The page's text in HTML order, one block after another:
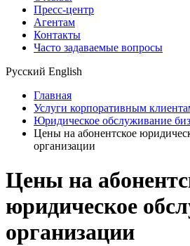
Пресс-центр
Агентам
Контакты
Часто задаваемые вопросы
Русский English
Главная
Услуги корпоративным
Юридическое обслуживание
Цены на абонентское
организации
Цены на
юридическое
организации